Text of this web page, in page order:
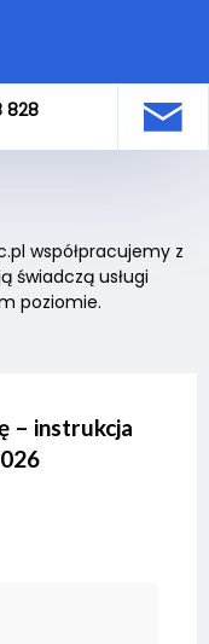
828
współpracujemy z
świadczą usługi
poziomie.
– instrukcja